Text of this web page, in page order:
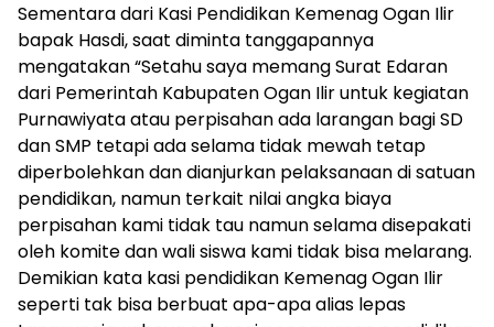
Sementara dari Kasi Pendidikan Kemenag Ogan Ilir
bapak Hasdi, saat diminta tanggapannya
mengatakan “Setahu saya memang Surat Edaran
dari Pemerintah Kabupaten Ogan Ilir untuk kegiatan
Purnawiyata atau perpisahan ada larangan bagi SD
dan SMP tetapi ada selama tidak mewah tetap
diperbolehkan dan dianjurkan pelaksanaan di satuan
pendidikan, namun terkait nilai angka biaya
perpisahan kami tidak tau namun selama disepakati
oleh komite dan wali siswa kami tidak bisa melarang.
Demikian kata kasi pendidikan Kemenag Ogan Ilir
seperti tak bisa berbuat apa-apa alias lepas